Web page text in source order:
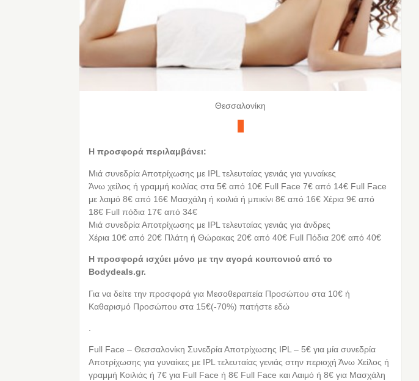
Θεσσαλονίκη
Η προσφορά περιλαμβάνει:
Μιά συνεδρία Αποτρίχωσης με IPL τελευταίας γενιάς για γυναίκες
Άνω χείλος ή γραμμή κοιλίας στα 5€ από 10€ Full Face 7€ από 14€ Full Face
με λαιμό 8€ από 16€ Μασχάλη ή κοιλιά ή μπικίνι 8€ από 16€ Χέρια 9€ από
18€ Full πόδια 17€ από 34€
Μιά συνεδρία Αποτρίχωσης με IPL τελευταίας γενιάς για άνδρες
Χέρια 10€ από 20€ Πλάτη ή Θώρακας 20€ από 40€ Full Πόδια 20€ από 40€
Η προσφορά ισχύει μόνο με την αγορά κουπονιού από τo
Bodydeals.gr.
Για να δείτε την προσφορά για Μεσοθεραπεία Προσώπου στα 10€ ή
Καθαρισμό Προσώπου στα 15€(-70%) πατήστε εδώ
Full Face – Θεσσαλονίκη Συνεδρία Αποτρίχωσης IPL – 5€ για μία συνεδρία
Αποτρίχωσης για γυναίκες με IPL τελευταίας γενιάς στην περιοχή Άνω Χείλος ή
γραμμή Κοιλιάς ή 7€ για Full Face ή 8€ Full Face και Λαιμό ή 8€ για Μασχάλη